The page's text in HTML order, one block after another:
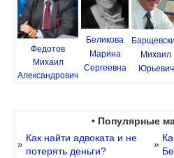
Федотов
Михаил
Александрович
Беликова
Марина
Сергеевна
Михаил
Юрьевич
• Популярные
»
Как найти адвоката и не
потерять деньги?
»